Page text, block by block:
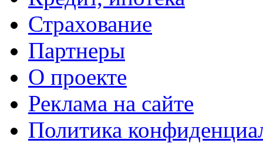
Страхование
Партнеры
O проекте
Реклама на сайте
Политика